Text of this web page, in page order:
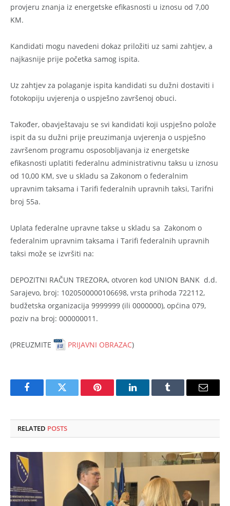
provjeru znanja iz energetske efikasnosti u iznosu od 7,00
KM.
Kandidati mogu navedeni dokaz priložiti uz sami zahtjev, a
najkasnije prije početka samog ispita.
Uz zahtjev za polaganje ispita kandidati su dužni dostaviti i
fotokopiju uvjerenja o uspješno završenoj obuci.
Također, obavještavaju se svi kandidati koji uspješno polože
ispit da su dužni prije preuzimanja uvjerenja o uspješno
završenom programu osposobljavanja iz energetske
efikasnosti uplatiti federalnu administrativnu taksu u iznosu
od 10,00 KM, sve u skladu sa Zakonom o federalnim
upravnim taksama i Tarifi federalnih upravnih taksi, Tarifni
broj 55a.
Uplata federalne upravne takse u skladu sa Zakonom o
federalnim upravnim taksama i Tarifi federalnih upravnih
taksi može se izvršiti na:
DEPOZITNI RAČUN TREZORA, otvoren kod UNION BANK d.d.
Sarajevo, broj: 1020500000106698, vrsta prihoda 722112,
budžetska organizacija 9999999 (ili 0000000), općina 079,
poziv na broj: 000000011.
(PREUZMITE PRIJAVNI OBRAZAC)
FacebookTwitter Pinterest LinkedInTumblr Email
RELATED POSTS